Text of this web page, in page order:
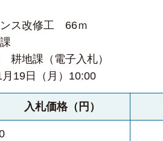
ンス改修工 66ｍ
耕地課（電子入札）
月19日（月）10:00
入札価格（円）